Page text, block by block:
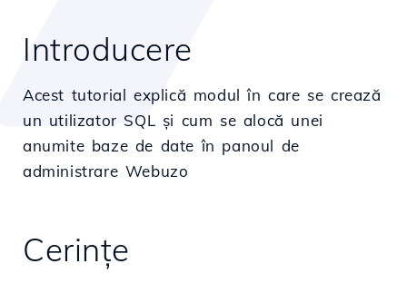
Introducere
Acest tutorial explică modul în care se crează
un utilizator SQL și cum se alocă unei
anumite baze de date în panoul de
administrare Webuzo
Cerințe